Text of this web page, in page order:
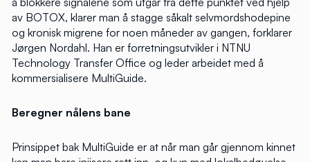
av BOTOX, klarer man å stagge såkalt selvmordshodepine
og kronisk migrene for noen måneder av gangen, forklarer
Jørgen Nordahl. Han er forretningsutvikler i NTNU
Technology Transfer Office og leder arbeidet med å
kommersialisere MultiGuide.
Beregner nålens bane
Prinsippet bak MultiGuide er at når man går gjennom kinnet